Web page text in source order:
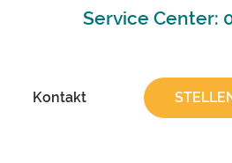
Service Center:
Kontakt